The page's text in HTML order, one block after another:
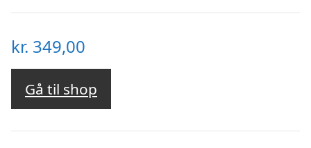
kr. 349,00
Gå til shop